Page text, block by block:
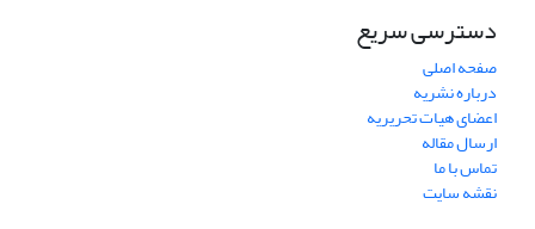
دسترسی سریع
صفحه اصلی
درباره نشریه
اعضای هیات تحریریه
ارسال مقاله
تماس با ما
نقشه سایت